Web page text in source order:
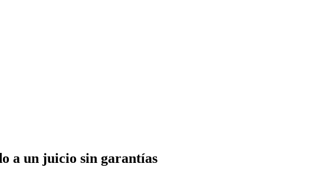
a un juicio sin garantías